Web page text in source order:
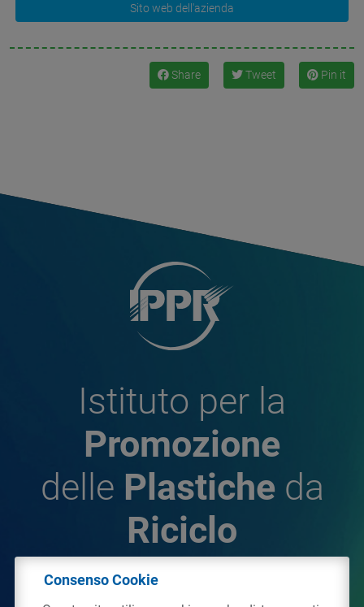
Sito web dell'azienda
Share Tweet Pin it
Istituto per la
Promozione
delle Plastiche da
Riciclo
Consenso Cookie